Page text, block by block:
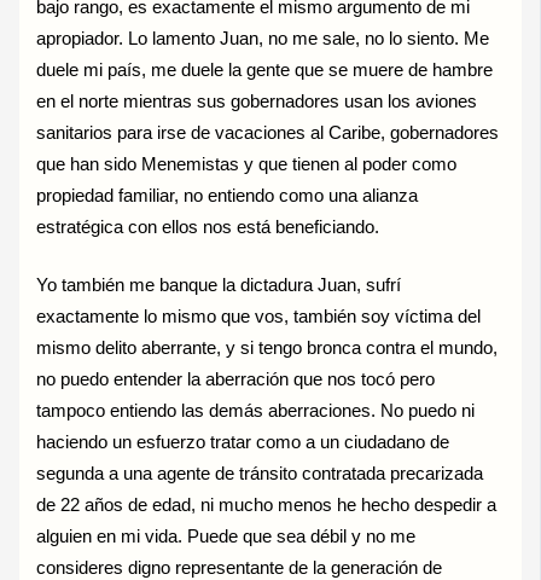
bajo rango, es exactamente el mismo argumento de mi
apropiador. Lo lamento Juan, no me sale, no lo siento. Me
duele mi país, me duele la gente que se muere de hambre
en el norte mientras sus gobernadores usan los aviones
sanitarios para irse de vacaciones al Caribe, gobernadores
que han sido Menemistas y que tienen al poder como
propiedad familiar, no entiendo como una alianza
estratégica con ellos nos está beneficiando.
Yo también me banque la dictadura Juan, sufrí
exactamente lo mismo que vos, también soy víctima del
mismo delito aberrante, y si tengo bronca contra el mundo,
no puedo entender la aberración que nos tocó pero
tampoco entiendo las demás aberraciones. No puedo ni
haciendo un esfuerzo tratar como a un ciudadano de
segunda a una agente de tránsito contratada precarizada
de 22 años de edad, ni mucho menos he hecho despedir a
alguien en mi vida. Puede que sea débil y no me
consideres digno representante de la generación de